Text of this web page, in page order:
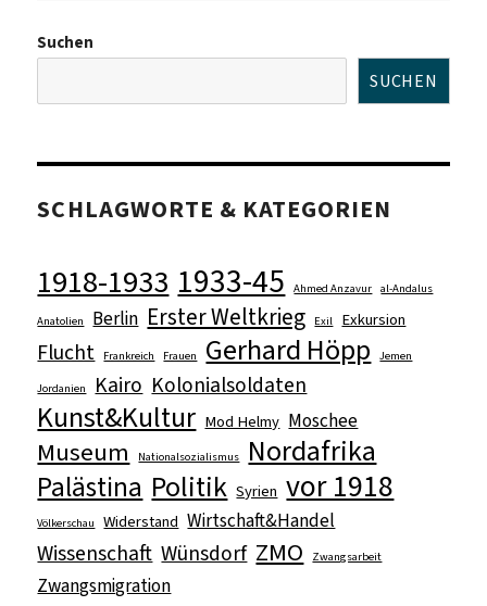
Suchen
SUCHEN
SCHLAGWORTE & KATEGORIEN
1918-1933 1933-45 Ahmed Anzavur al-Andalus
Anatolien Berlin Erster Weltkrieg Exil Exkursion
Flucht Frankreich Frauen Gerhard Höpp Jemen
Jordanien Kairo Kolonialsoldaten
Kunst&Kultur Mod Helmy Moschee
Museum Nationalsozialismus Nordafrika
Palästina Politik Syrien vor 1918
Völkerschau Widerstand Wirtschaft&Handel
Wissenschaft Wünsdorf ZMO Zwangsarbeit
Zwangsmigration